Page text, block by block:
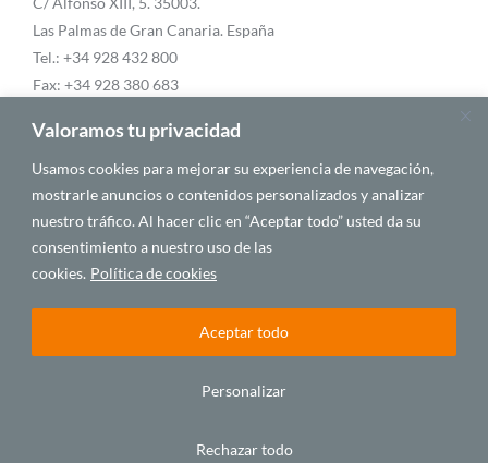
Valoramos tu privacidad
Usamos cookies para mejorar su experiencia de navegación,
mostrarle anuncios o contenidos personalizados y analizar
nuestro tráfico. Al hacer clic en “Aceptar todo” usted da su
consentimiento a nuestro uso de las
cookies. Política de cookies
Personalizar
Rechazar todo
Aceptar todo
Las Palmas de Gran Canaria. España
Tel.: +34 928 432 800
Fax: +34 928 380 683
Blog
Quiénes somos